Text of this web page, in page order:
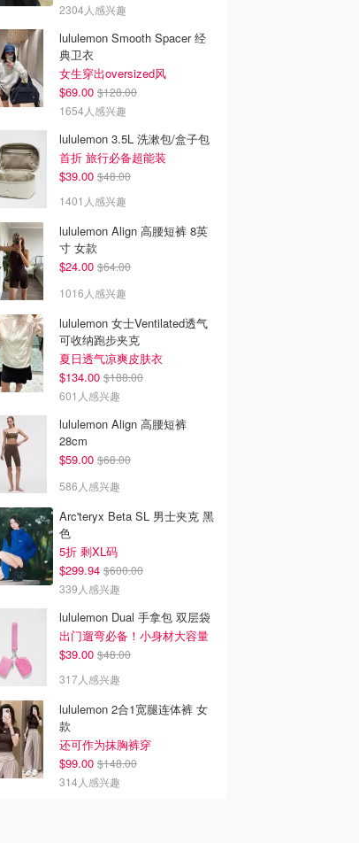
2304人感兴趣
lululemon Smooth Spacer 经
典卫衣
女生穿出oversized风
$69.00 $128.00
1654人感兴趣
lululemon 3.5L 洗漱包/盒子包
首折 旅行必备超能装
$39.00 $48.00
1401人感兴趣
lululemon Align 高腰短裤 8英
寸 女款
$24.00 $64.00
1016人感兴趣
lululemon 女士Ventilated透气
可收纳跑步夹克
夏日透气凉爽皮肤衣
$134.00 $188.00
601人感兴趣
lululemon Align 高腰短裤
28cm
$59.00 $68.00
586人感兴趣
Arc'teryx Beta SL 男士夹克 黑
色
5折 剩XL码
$299.94 $600.00
339人感兴趣
lululemon Dual 手拿包 双层袋
出门遛弯必备！小身材大容量
$39.00 $48.00
317人感兴趣
lululemon 2合1宽腿连体裤 女
款
还可作为抹胸裤穿
$99.00 $148.00
314人感兴趣